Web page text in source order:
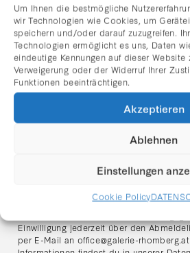
Um Ihnen die bestmögliche
wir Technologien wie Cookies, um
speichern und/oder darauf zuzugreifen.
Technologien ermöglicht es uns, Daten
eindeutige Kennungen auf dieser Website
Verweigerung oder der Widerruf Ihrer
Funktionen beeinträchtigen.
Akzeptieren
Ablehnen
Einstellungen
Cookie Policy
Nachname
E-Mail Adresse:
Ich habe die Datenschutzerklärung
Ich stimme zu, dass meine
Newsletter-Versands verarbeitet werden.
werden ausschließlich für den Versand
Einwilligung jederzeit über den
per E-Mail an office@galerie-rhomberg.at